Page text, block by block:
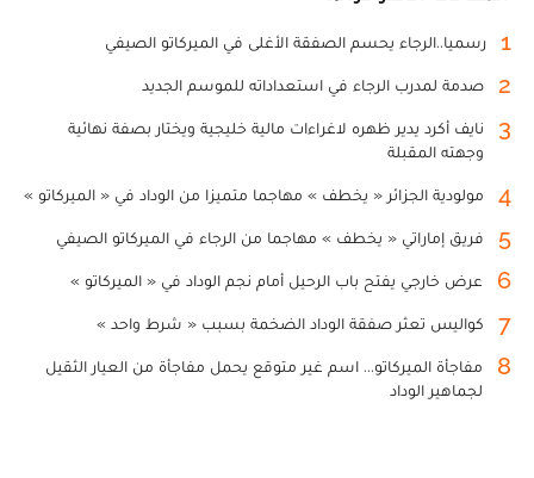
1 رسميا..الرجاء يحسم الصفقة الأغلى في الميركاتو الصيفي
2 صدمة لمدرب الرجاء في استعداداته للموسم الجديد
3
نايف أكرد يدير ظهره لاغراءات مالية خليجية ويختار بصفة نهائية
وجهته المقبلة
4 مولودية الجزائر « يخطف » مهاجما متميزا من الوداد في « الميركاتو »
5 فريق إماراتي « يخطف » مهاجما من الرجاء في الميركاتو الصيفي
6 عرض خارجي يفتح باب الرحيل أمام نجم الوداد في « الميركاتو »
7 كواليس تعثر صفقة الوداد الضخمة بسبب « شرط واحد »
8
مفاجأة الميركاتو... اسم غير متوقع يحمل مفاجأة من العيار الثقيل
لجماهير الوداد